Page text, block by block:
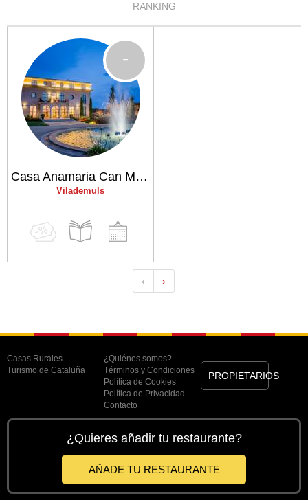
RANKING
Casa Anamaria Can Motes
Vilademuls
-
‹ ›
Casas Rurales
Turismo de Cataluña
¿Quiénes somos?
Términos y Condiciones
Política de Cookies
Política de Privacidad
Contacto
PROPIETARIOS
¿Quieres añadir tu restaurante?
AÑADE TU RESTAURANTE